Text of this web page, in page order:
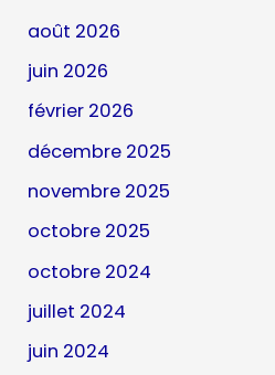
août 2026
juin 2026
février 2026
décembre 2025
novembre 2025
octobre 2025
octobre 2024
juillet 2024
juin 2024